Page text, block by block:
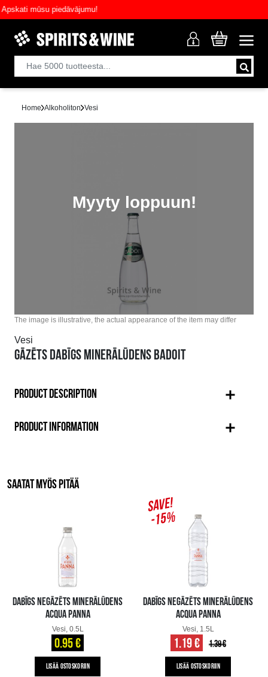
mūsu piedāvājumu!
Home Alkoholiton Vesi
Myyty loppuun!
The image is illustrative, the actual appearance of the item may differ
Vesi
GĀZĒTS DABĪGS MINERĀLŪDENS BADOIT
PRODUCT DESCRIPTION
PRODUCT INFORMATION
SAATAT MYÖS PITÄÄ
DABĪGS NEGĀZĒTS MINERĀLŪDENS
ACQUA PANNA
Vesi, 0.5L
0.95 €
LISÄÄ OSTOSKORIIN
SAVE!
-15%
DABĪGS NEGĀZĒTS MINERĀLŪDENS
ACQUA PANNA
Vesi, 1.5L
1.19 € 1.39 €
LISÄÄ OSTOSKORIIN